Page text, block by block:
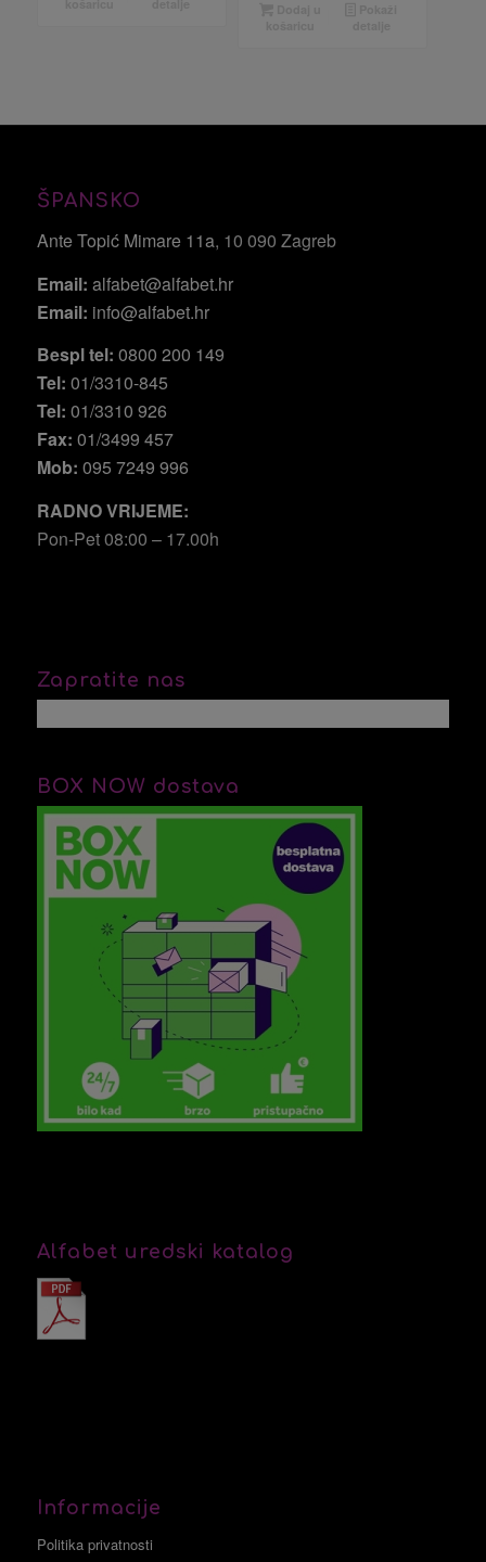
ŠPANSKO
Ante Topić Mimare 11a, 10 090 Zagreb
Email: alfabet@alfabet.hr
Email: info@alfabet.hr
Bespl tel: 0800 200 149
Tel: 01/3310-845
Tel: 01/3310 926
Fax: 01/3499 457
Mob: 095 7249 996
RADNO VRIJEME:
Pon-Pet 08:00 – 17.00h
Zapratite nas
BOX NOW dostava
Alfabet uredski katalog
Informacije
Politika privatnosti